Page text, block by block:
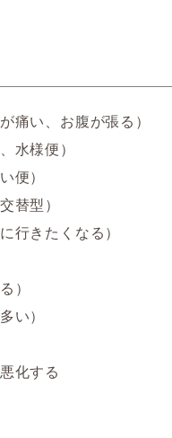
痛い、お腹が張る）
水様便）
便）
替型）
行きたくなる）
）
い）
化する